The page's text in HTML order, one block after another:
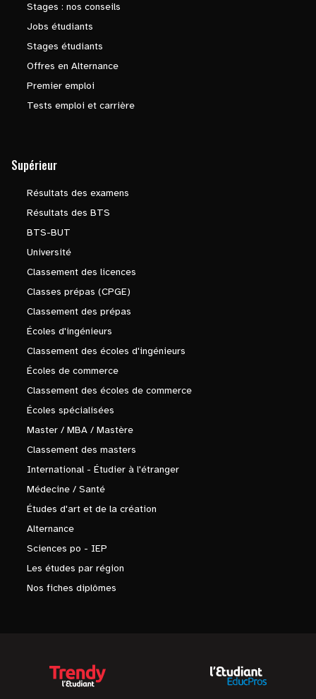
Stages : nos conseils
Jobs étudiants
Stages étudiants
Offres en Alternance
Premier emploi
Tests emploi et carrière
Supérieur
Résultats des examens
Résultats des BTS
BTS-BUT
Université
Classement des licences
Classes prépas (CPGE)
Classement des prépas
Écoles d'ingénieurs
Classement des écoles d'ingénieurs
Écoles de commerce
Classement des écoles de commerce
Écoles spécialisées
Master / MBA / Mastère
Classement des masters
International - Étudier à l'étranger
Médecine / Santé
Études d'art et de la création
Alternance
Sciences po - IEP
Les études par région
Nos fiches diplômes